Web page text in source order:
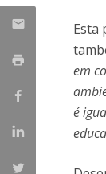
Esta
em
é